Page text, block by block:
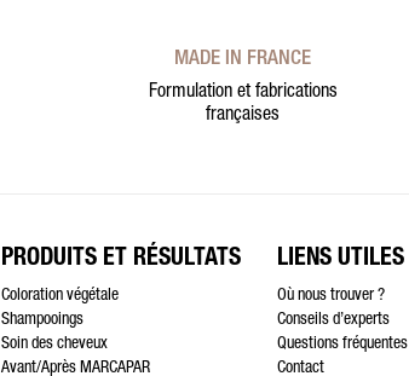
MADE IN FRANCE
Formulation et fabrications
françaises
PRODUITS ET RÉSULTATS
Coloration végétale
Shampooings
Soin des cheveux
Avant/Après MARCAPAR
LIENS UTILES
Où nous trouver ?
Conseils d’experts
Questions fréquentes
Contact